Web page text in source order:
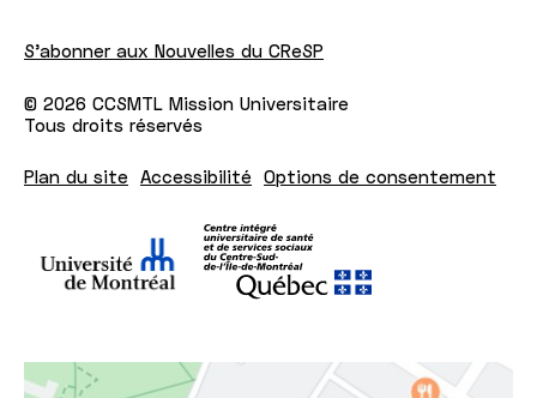
© 2026 CCSMTL Mission Universitaire
Tous droits réservés
Plan du site Accessibilité Options de consentement
S'abonner aux Nouvelles du CReSP